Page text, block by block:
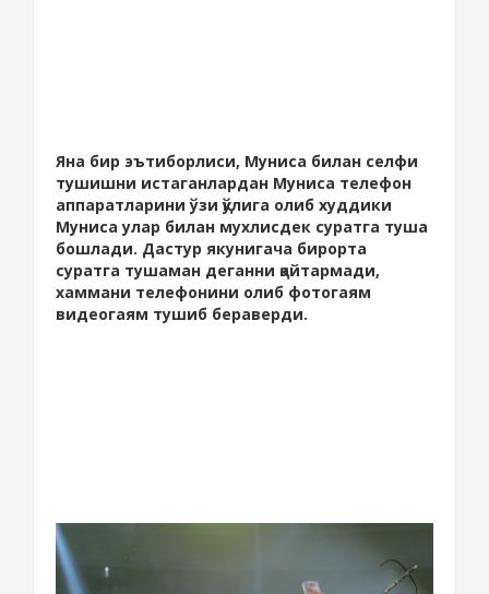
Яна бир эътиборлиси, Муниса билан селфи
тушишни истаганлардан Муниса телефон
аппаратларини ўзи қўлига олиб худдики
Муниса улар билан мухлисдек суратга туша
бошлади. Дастур якунигача бирорта
суратга тушаман деганни қайтармади,
хаммани телефонини олиб фотогаям
видеогаям тушиб бераверди.